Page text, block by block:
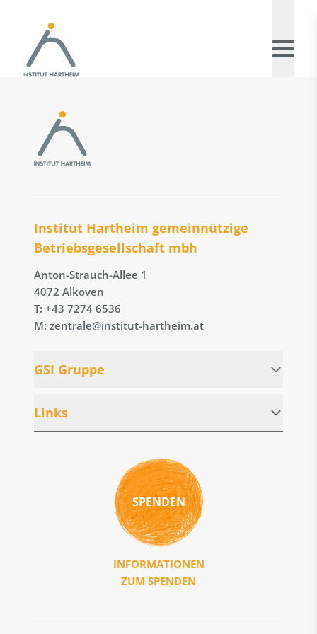
Institut Hartheim gemeinnützige
Betriebs­gesellschaft mbh
Anton-Strauch-Allee 1
4072 Alkoven
T: +43 7274 6536
M: zentrale@institut-hartheim.at
GSI Gruppe
Links
SPENDEN
INFORMATIONEN
ZUM SPENDEN